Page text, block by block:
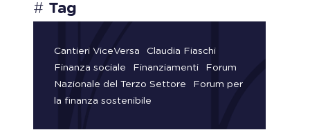
# Tag
Cantieri ViceVersa
Claudia Fiaschi
Finanza sociale
Finanziamenti
Forum
Nazionale del Terzo Settore
Forum per
la finanza sostenibile